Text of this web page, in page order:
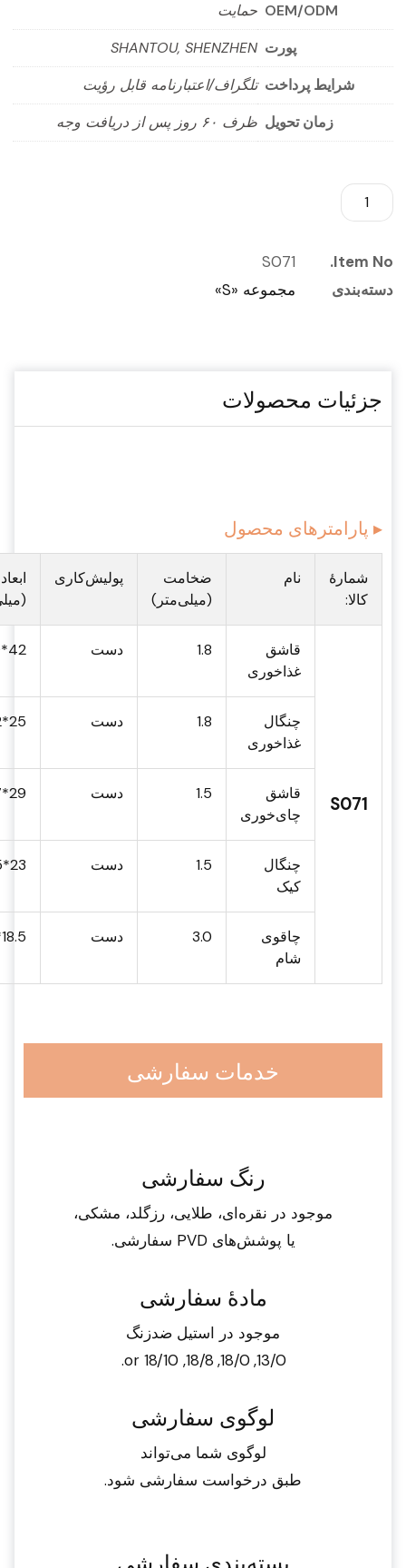
OEM/ODM حمایت
پورت SHANTOU, SHENZHEN
شرایط پرداخت تلگراف/اعتبارنامه قابل رؤیت
زمان تحویل ظرف ۶۰ روز پس از دریافت وجه
Item No.
S071
دسته‌بندی
مجموعه «S»
جزئیات محصولات
▸ پارامترهای محصول
شمارهٔ
کالا:
نام
ضخامت
(میلی‌متر)
پولیش‌کاری
ابعاد
S071
قاشق
غذاخوری
1.8 دست 42*189
چنگال
غذاخوری
1.8 دست 25*192
قاشق
چای‌خوری
1.5 دست 29*137
چنگال
کیک
1.5 دست 23*145
چاقوی
شام
3.0 دست 18.5*230
خدمات سفارشی
رنگ سفارشی
موجود در نقره‌ای، طلایی، رزگلد، مشکی،
یا پوشش‌های PVD سفارشی.
مادهٔ سفارشی
موجود در استیل ضدزنگ
13/0, 18/0, 18/8, or 18/10.
لوگوی سفارشی
لوگوی شما می‌تواند
طبق درخواست سفارشی شود.
بسته‌بندی سفارشی